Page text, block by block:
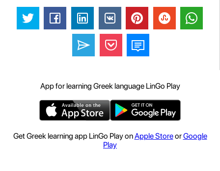
App for learning Greek language LinGo Play
Get Greek learning app LinGo Play onApple StoreorGoogle
Play